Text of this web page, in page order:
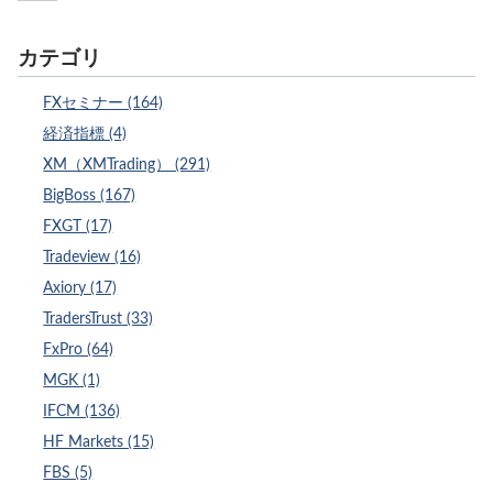
カテゴリ
FXセミナー (164)
経済指標 (4)
XM（XMTrading） (291)
BigBoss (167)
FXGT (17)
Tradeview (16)
Axiory (17)
TradersTrust (33)
FxPro (64)
MGK (1)
IFCM (136)
HF Markets (15)
FBS (5)